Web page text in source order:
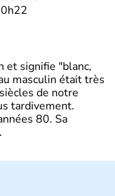
et signifie "blanc,
masculin était très
de notre
tardivement.
80. Sa